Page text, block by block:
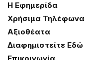
Η Εφημερίδα
Χρήσɩμα Τηλέφωνα
Αξɩοθέατα
Δɩαφημɩστείτε Εδώ